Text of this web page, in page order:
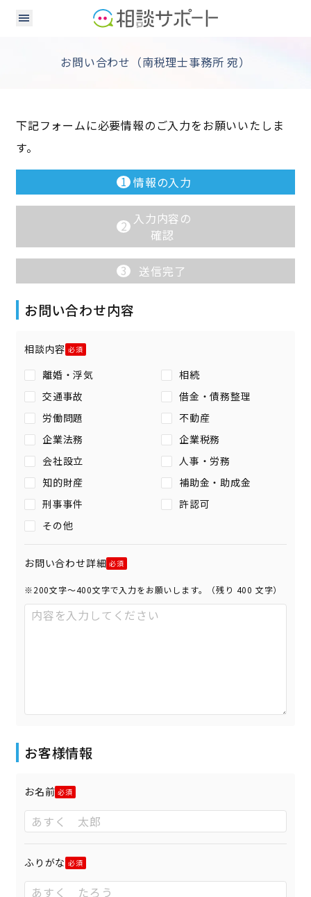
お問い合わせ（南税理士事務所 宛）
下記フォームに必要情報のご入力をお願いいたしま
す。
1 情報の入力
2 入力内容の
確認
3 送信完了
お問い合わせ内容
相談内容
離婚・浮気
相続
交通事故
借金・債務整理
労働問題
不動産
企業法務
企業税務
会社設立
人事・労務
知的財産
補助金・助成金
刑事事件
許認可
その他
お問い合わせ詳細
※200文字〜400文字で入力をお願いします。（残り 400 文字）
お客様情報
お名前
ふりがな